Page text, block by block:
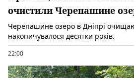
очистили Черепашине
Черепашине озеро в Дніпрі
накопичувалося десятки років.
22:00